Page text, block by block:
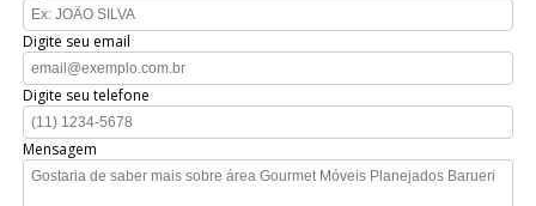
Digite seu email
Digite seu telefone
Mensagem